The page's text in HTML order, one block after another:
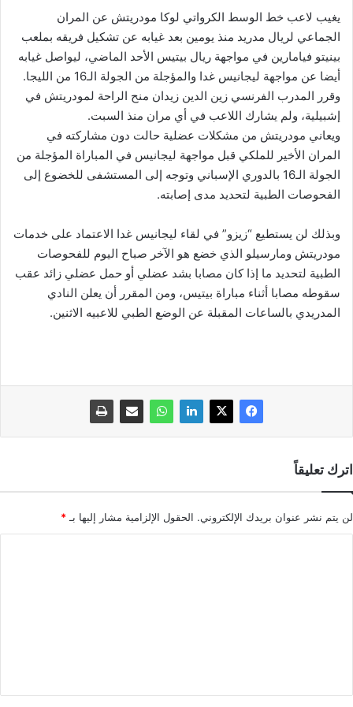
يغيب لاعب خط الوسط الكرواتي لوكا مودريتش عن المران
الجماعي لريال مدريد منذ يومين بعد غيابه عن تشكيل فريقه بملعب
بينيتو فيامارين في مواجهة ريال بيتيس الأحد الماضي، ليواصل غيابه
أيضا عن مواجهة ليجانيس غدا والمؤجلة من الجولة الـ16 من الليجا.
وقرر المدرب الفرنسي زين الدين زيدان منح الراحة لمودريتش في
إشبيلية، ولم يشارك اللاعب في أي مران منذ السبت.
ويعاني مودريتش من مشكلات عضلية حالت دون مشاركته في
المران الأخير للملكي قبل مواجهة ليجانيس في المباراة المؤجلة من
الجولة الـ16 بالدوري الإسباني وتوجه إلى المستشفى للخضوع إلى
الفحوصات الطبية لتحديد مدى إصابته.
وبذلك لن يستطيع “زيزو” في لقاء ليجانيس غدا الاعتماد على خدمات
مودريتش ومارسيلو الذي خضع هو الآخر صباح اليوم للفحوصات
الطبية لتحديد ما إذا كان مصابا بشد عضلي أو حمل عضلي زائد عقب
سقوطه مصابا أثناء مباراة بيتيس، ومن المقرر أن يعلن النادي
المدريدي بالساعات المقبلة عن الوضع الطبي للاعبيه الاثنين.
اترك تعليقاً
لن يتم نشر عنوان بريدك الإلكتروني. الحقول الإلزامية مشار إليها بـ *